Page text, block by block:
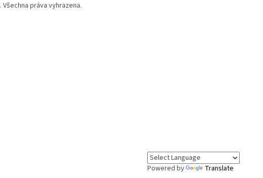
. Všechna práva vyhrazena.
Powered by Translate